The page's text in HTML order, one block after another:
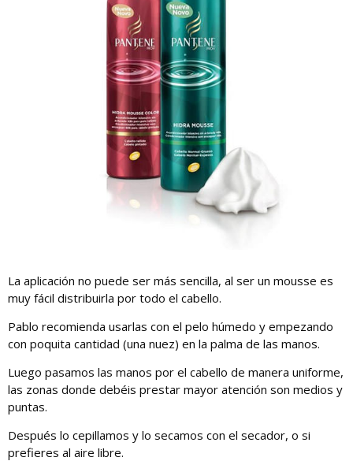
La aplicación no puede ser más sencilla, al ser un mousse es
muy fácil distribuirla por todo el cabello.
Pablo recomienda usarlas con el pelo húmedo y empezando
con poquita cantidad (una nuez) en la palma de las manos.
Luego pasamos las manos por el cabello de manera uniforme,
las zonas donde debéis prestar mayor atención son medios y
puntas.
Después lo cepillamos y lo secamos con el secador, o si
prefieres al aire libre.